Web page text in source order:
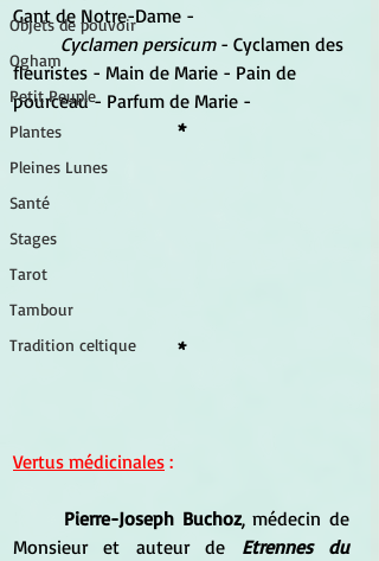
Objets de pouvoir
Ogham
Petit Peuple
Plantes
Pleines Lunes
Santé
Stages
Tarot
Tambour
Tradition celtique
Gant de Notre-Dame -
Cyclamen persicum - Cyclamen des
fleuristes - Main de Marie - Pain de
pourceau - Parfum de Marie -
*
*
Vertus médicinales :
Pierre-Joseph Buchoz, médecin de
Monsieur et auteur de Etrennes du